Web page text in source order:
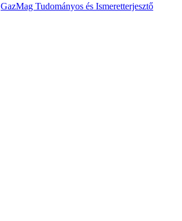
GazMag Tudományos és Ismeretterjesztő